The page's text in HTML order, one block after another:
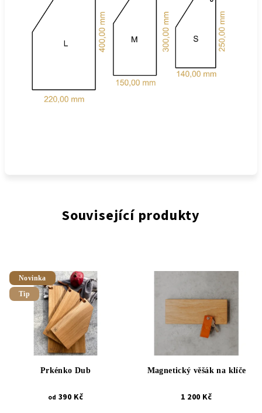
Související produkty
Novinka
Tip
Prkénko Dub
od 390 Kč
Magnetický věšák na klíče
1 200 Kč